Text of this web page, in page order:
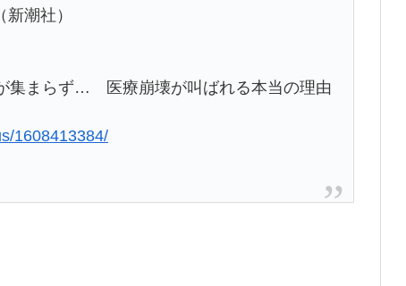
潮社）
集まらず… 医療崩壊が叫ばれる本当の理由
1608413384/